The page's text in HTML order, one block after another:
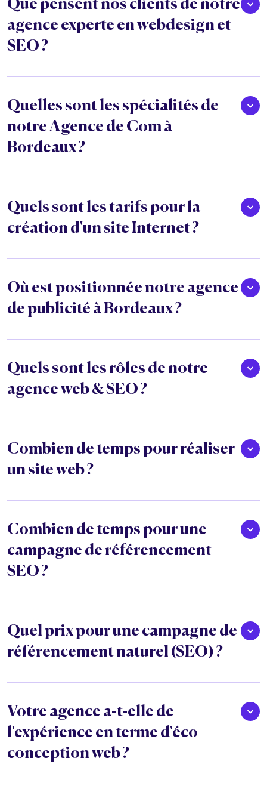
Que pensent nos clients de notre
agence experte en webdesign et
SEO ?
Quelles sont les spécialités de
notre Agence de Com à
Bordeaux ?
Quels sont les tarifs pour la
création d'un site Internet ?
Où est positionnée notre agence
de publicité à Bordeaux ?
Quels sont les rôles de notre
agence web & SEO ?
Combien de temps pour réaliser
un site web ?
Combien de temps pour une
campagne de référencement
SEO ?
Quel prix pour une campagne de
référencement naturel (SEO) ?
Votre agence a-t-elle de
l'expérience en terme d'éco
conception web ?